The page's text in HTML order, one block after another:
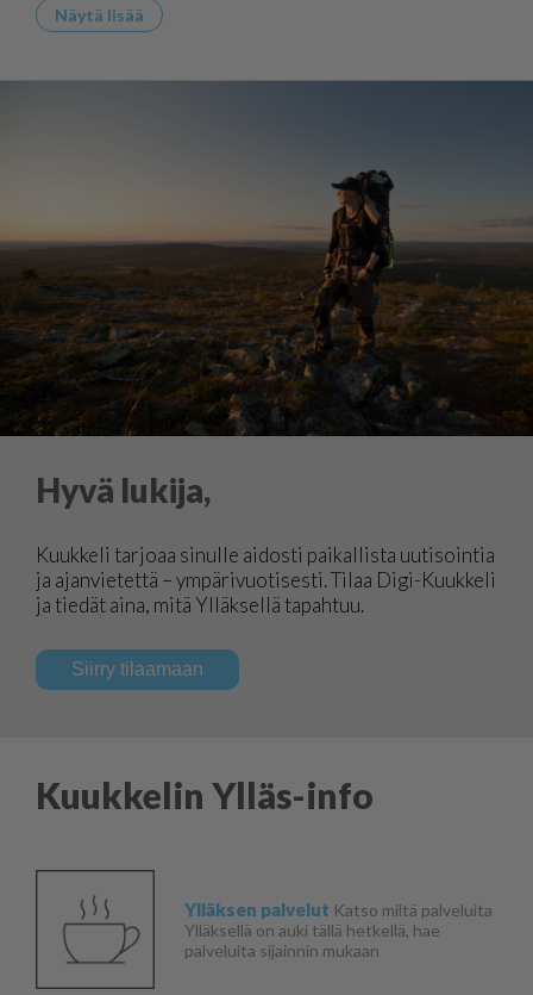
Näytä lisää
Hyvä lukija,
Kuukkeli tarjoaa sinulle aidosti paikallista uutisointia
ja ajanvietettä – ympärivuotisesti. Tilaa Digi-Kuukkeli
ja tiedät aina, mitä Ylläksellä tapahtuu.
Siirry tilaamaan
Kuukkelin Ylläs-info
Ylläksen palvelut Katso miltä palveluita
Ylläksellä on auki tällä hetkellä, hae
palveluita sijainnin mukaan